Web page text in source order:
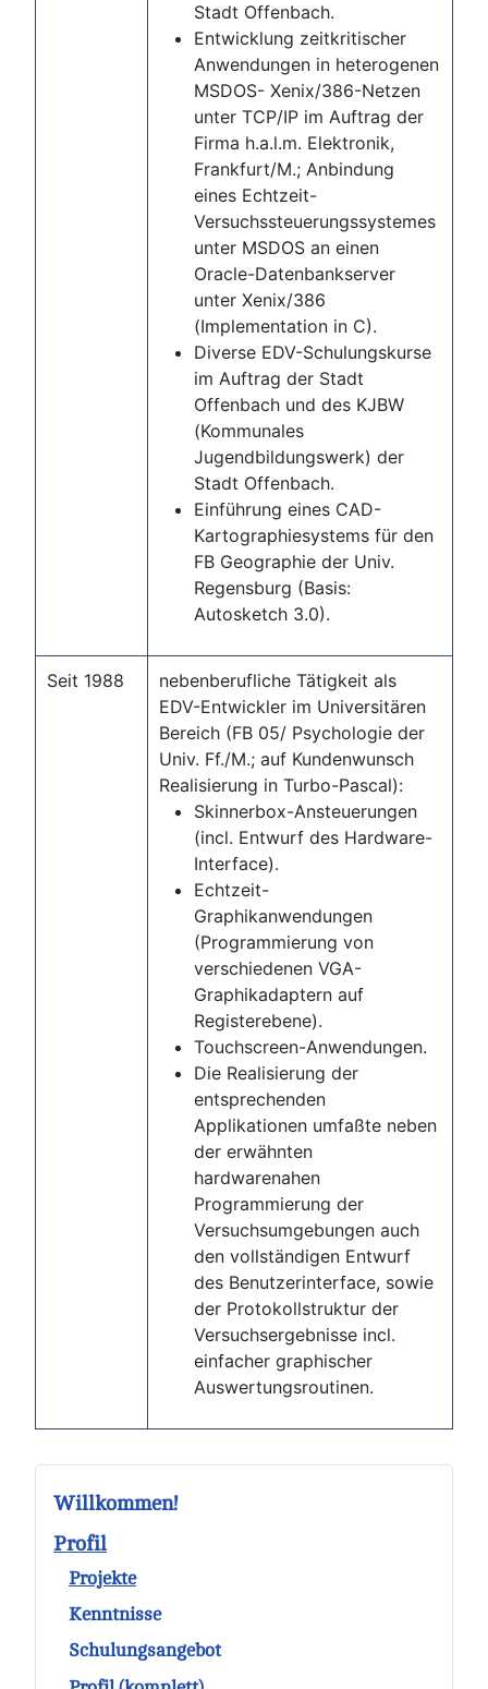
Willkommen!
Profil
Projekte
Kenntnisse
Schulungsangebot
Stadt Offenbach.
Entwicklung zeitkritischer
Anwendungen in heterogenen
MSDOS- Xenix/386-Netzen
unter TCP/IP im Auftrag der
Firma h.a.l.m. Elektronik,
Frankfurt/M.; Anbindung
eines Echtzeit-
Versuchssteuerungssystemes
unter MSDOS an einen
Oracle-Datenbankserver
unter Xenix/386
(Implementation in C).
Diverse EDV-Schulungskurse
im Auftrag der Stadt
Offenbach und des KJBW
(Kommunales
Jugendbildungswerk) der
Stadt Offenbach.
Einführung eines CAD-
Kartographiesystems für den
FB Geographie der Univ.
Regensburg (Basis:
Autosketch 3.0).
Seit 1988
nebenberufliche Tätigkeit als
EDV-Entwickler im Universitären
Bereich (FB 05/ Psychologie der
Univ. Ff./M.; auf Kundenwunsch
Realisierung in Turbo-Pascal):
Skinnerbox-Ansteuerungen
(incl. Entwurf des Hardware-
Interface).
Echtzeit-
Graphikanwendungen
(Programmierung von
verschiedenen VGA-
Graphikadaptern auf
Registerebene).
Touchscreen-Anwendungen.
Die Realisierung der
entsprechenden
Applikationen umfaßte neben
der erwähnten
hardwarenahen
Programmierung der
Versuchsumgebungen auch
den vollständigen Entwurf
des Benutzerinterface, sowie
der Protokollstruktur der
Versuchsergebnisse incl.
einfacher graphischer
Auswertungsroutinen.